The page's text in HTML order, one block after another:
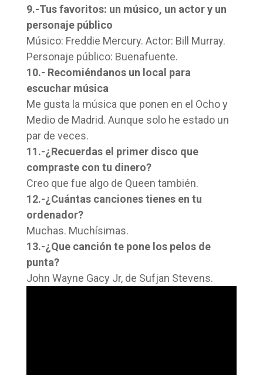
9.-Tus favoritos: un músico, un actor y un
personaje público
Músico: Freddie Mercury. Actor: Bill Murray.
Personaje público: Buenafuente.
10.- Recomiéndanos un local para
escuchar música
Me gusta la música que ponen en el Ocho y
Medio de Madrid. Aunque solo he estado un
par de veces.
11.-¿Recuerdas el primer disco que
compraste con tu dinero?
Creo que fue algo de Queen también.
12.-¿Cuántas canciones tienes en tu
ordenador?
Muchas. Muchísimas.
13.-¿Que canción te pone los pelos de
punta?
John Wayne Gacy Jr, de Sufjan Stevens.